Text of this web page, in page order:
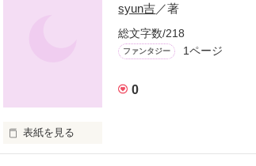
syun吉／著
総文字数/218
ファンタジー 1ページ
0
表紙を見る